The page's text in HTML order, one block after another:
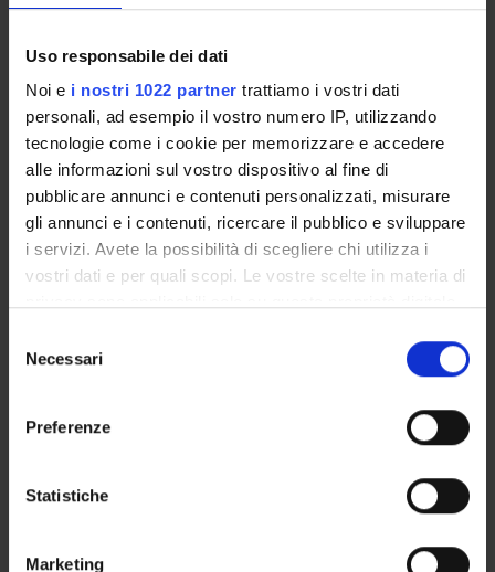
Uso responsabile dei dati
Noi e i nostri 1022 partner trattiamo i vostri dati
personali, ad esempio il vostro numero IP, utilizzando
tecnologie come i cookie per memorizzare e accedere
alle informazioni sul vostro dispositivo al fine di
pubblicare annunci e contenuti personalizzati, misurare
gli annunci e i contenuti, ricercare il pubblico e sviluppare
i servizi. Avete la possibilità di scegliere chi utilizza i
vostri dati e per quali scopi. Le vostre scelte in materia di
modificare o revocare il proprio consenso in qualsiasi
momento dalla Dichiarazione sui cookie o facendo clic
raccogliere informazioni sulla tua posizione
geografica, con un'approssimazione di qualche
delNecessari
Preferenze
Statistiche
Marketing
ORGANIZZAZIONE
GOVERNANCE
COMMISSIONI
UFFICI E STRUTTURE DI SERVIZIO
SERVIZI DI SEGRETERIA STUDENTI
BIBLIOTECHE
SPIN OFF E AZIENDE
Persone